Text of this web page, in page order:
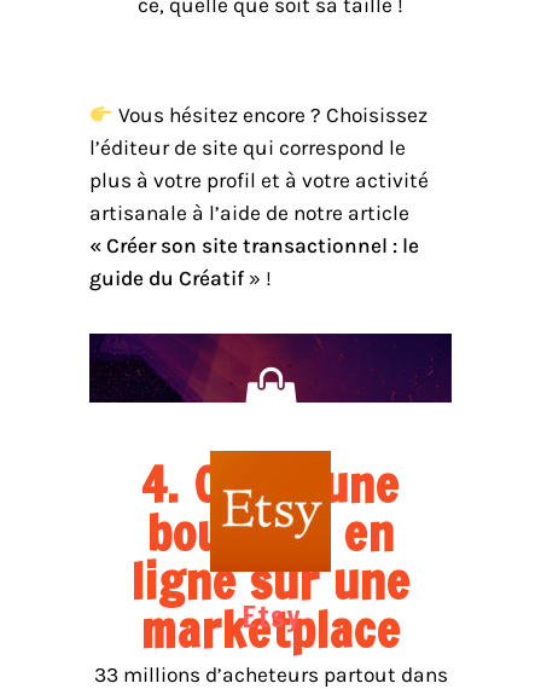
ce, quelle que soit sa taille !
Vous hésitez encore ? Choisissez
l’éditeur de site qui correspond le
plus à votre profil et à votre activité
artisanale à l’aide de notre article
« Créer son site transactionnel : le
guide du Créatif » !
4. Créer une
boutique en
ligne sur une
marketplace
Etsy
33 millions d’acheteurs partout dans